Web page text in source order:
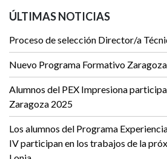
ÚLTIMAS NOTICIAS
Proceso de selección Director/a
Nuevo Programa Formativo
Alumnos del PEX Impresiona
Zaragoza 2025
Los alumnos del Programa
IV participan en los trabajos de la